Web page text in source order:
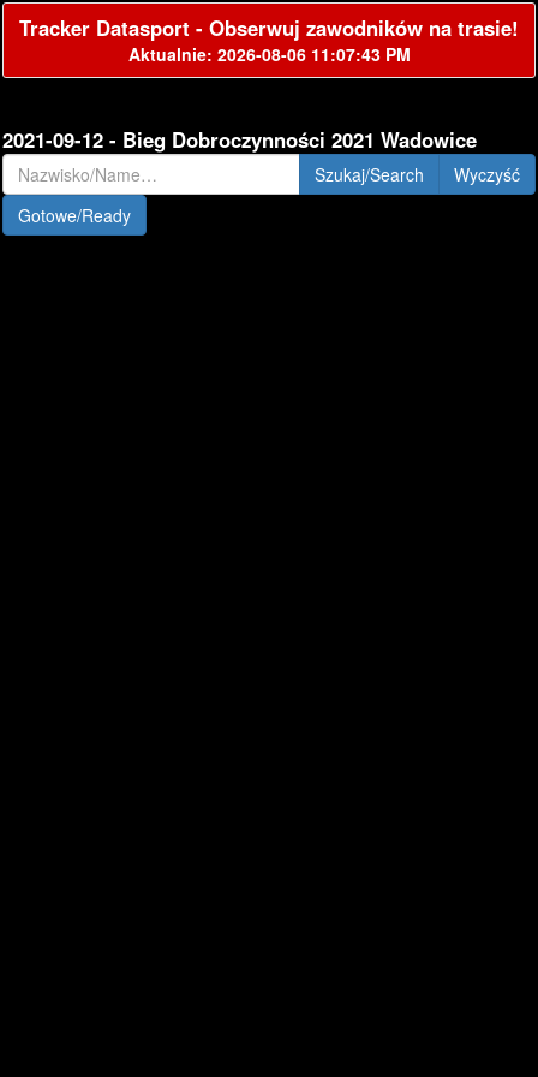
Tracker Datasport - Obserwuj zawodników na trasie!
Aktualnie: 2026-08-06 11:07:43 PM
2021-09-12 - Bieg Dobroczynności 2021 Wadowice
Szukaj/Search
Gotowe/Ready